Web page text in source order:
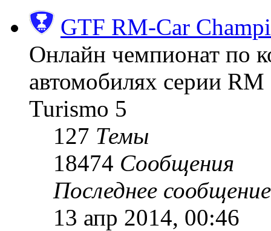
GTF RM-Car
Онлайн чемпионат по
автомобилях серии
Turismo 5
127 Темы
18474 Сообщения
Последнее сообщение
13 апр 2014, 00:46